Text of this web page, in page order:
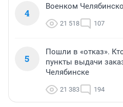
4
Военком
21 518 107
5
Пошли в «отказ».
пункты выдачи
Челябинске
21 383 194